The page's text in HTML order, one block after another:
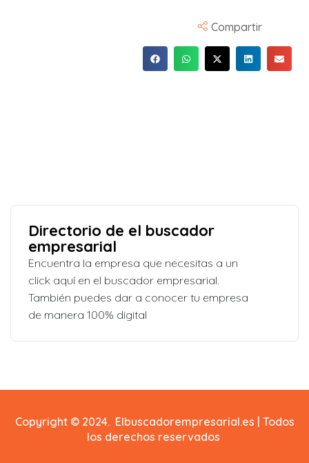
Compartir
Directorio de el buscador
empresarial
Encuentra la empresa que necesitas a un
click aquí en el buscador empresarial.
También puedes dar a conocer tu empresa
de manera 100% digital
Copyright © 2024. Elbuscadorempresarial.es | Todos
los derechos reservados